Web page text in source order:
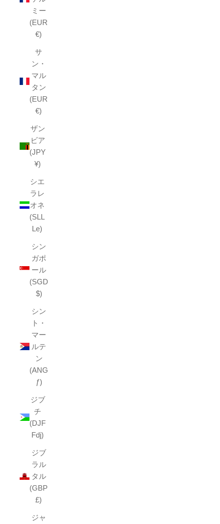
ミー
(EUR
€)
サ
ン・
マル
タン
(EUR
€)
ザン
ビア
(JPY
¥)
シエ
ラレ
オネ
(SLL
Le)
シン
ガポ
ール
(SGD
$)
シン
ト・
マー
ルテ
ン
(ANG
ƒ)
ジブ
チ
(DJF
Fdj)
ジブ
ラル
タル
(GBP
£)
ジャ